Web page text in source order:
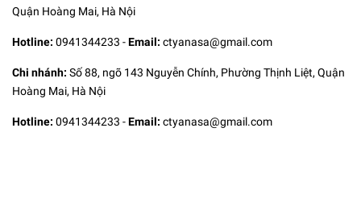
Quận Hoàng Mai, Hà Nội
Hotline: 0941344233 -Email: ctyanasa@gmail.com
Chi nhánh: Số 88, ngõ 143 Nguyễn Chính, Phường Thịnh Liệt, Quận
Hoàng Mai, Hà Nội
Hotline: 0941344233 -Email: ctyanasa@gmail.com